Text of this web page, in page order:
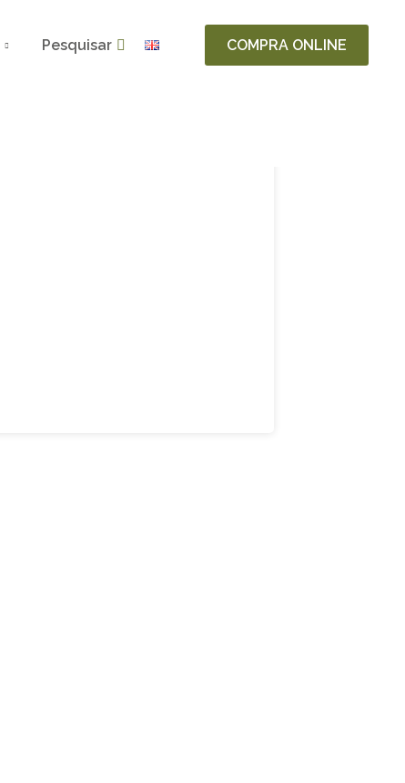
Pesquisar COMPRA ONLINE